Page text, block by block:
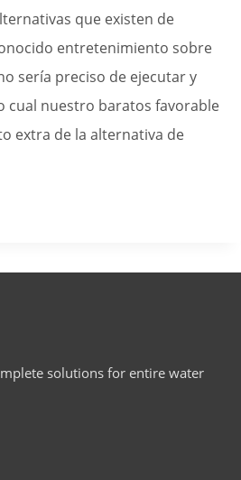
que existen de
entretenimiento sobre
serí­a preciso de ejecutar y
cual nuestro baratos favorable
extra de la alternativa de
solutions for entire water